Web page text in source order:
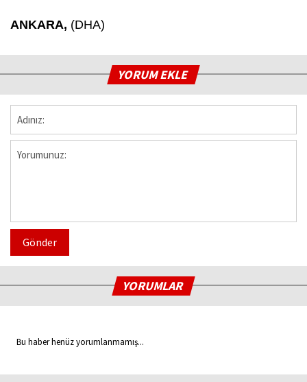
ANKARA, (DHA)
YORUM EKLE
Gönder
YORUMLAR
Bu haber henüz yorumlanmamış...